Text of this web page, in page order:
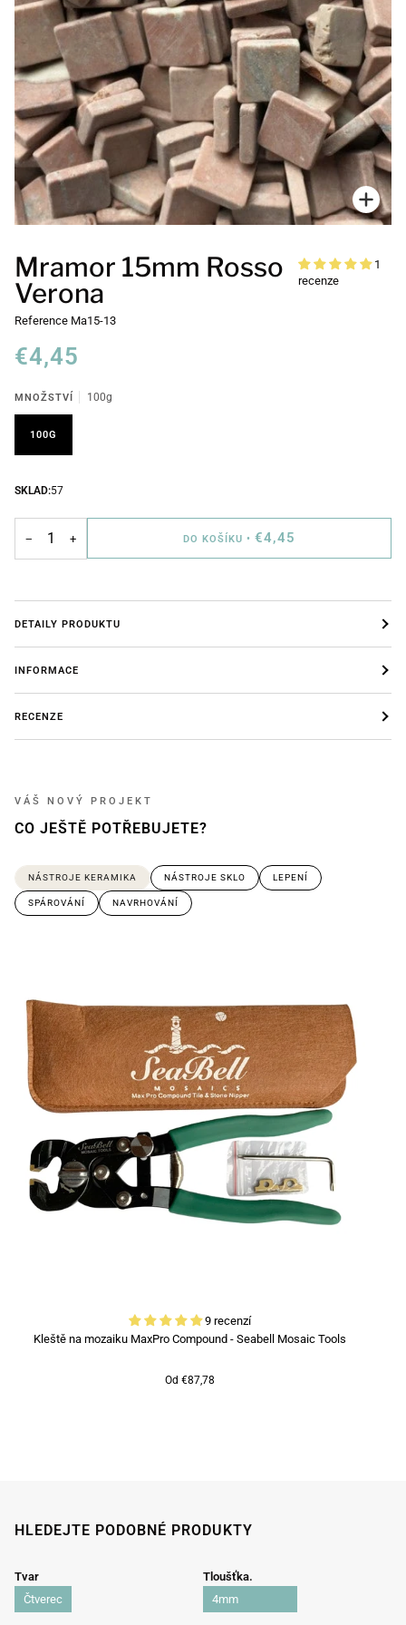
Mramor 15mm Rosso
Verona
1
recenze
Reference Ma15-13
€4,45
MNOŽSTVÍ 100g
100G
SKLAD:57
− + DO KOŠÍKU• €4,45
DETAILY PRODUKTU
INFORMACE
RECENZE
VÁŠ NOVÝ PROJEKT
CO JEŠTĚ POTŘEBUJETE?
NÁSTROJE KERAMIKA NÁSTROJE SKLO LEPENÍ
SPÁROVÁNÍ NAVRHOVÁNÍ
9 recenzí
Kleště na mozaiku MaxPro Compound - Seabell Mosaic Tools
Od €87,78
HLEDEJTE PODOBNÉ PRODUKTY
Tvar
Čtverec
Tloušťka.
4mm